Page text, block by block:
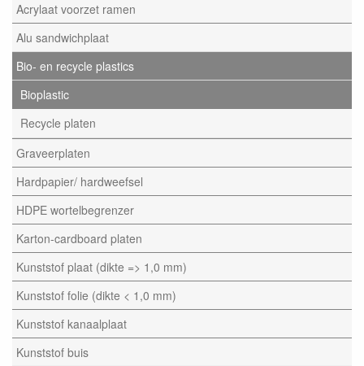
Acrylaat voorzet ramen
Alu sandwichplaat
Bio- en recycle plastics
Bioplastic
Recycle platen
Graveerplaten
Hardpapier/ hardweefsel
HDPE wortelbegrenzer
Karton-cardboard platen
Kunststof plaat (dikte => 1,0 mm)
Kunststof folie (dikte < 1,0 mm)
Kunststof kanaalplaat
Kunststof buis